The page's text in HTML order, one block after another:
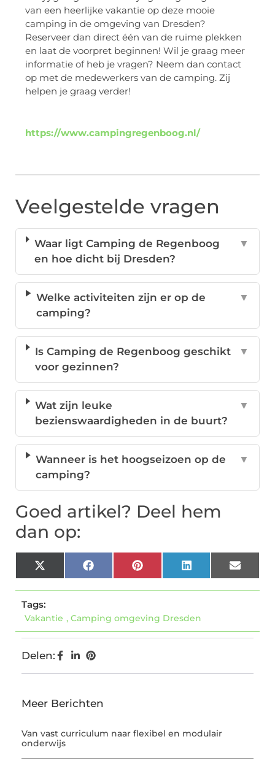
van een heerlijke vakantie op deze mooie
camping in de omgeving van Dresden?
Reserveer dan direct één van de ruime plekken
en laat de voorpret beginnen! Wil je graag meer
informatie of heb je vragen? Neem dan contact
op met de medewerkers van de camping. Zij
helpen je graag verder!
https://www.campingregenboog.nl/
Veelgestelde vragen
Waar ligt Camping de Regenboog
en hoe dicht bij Dresden?
▼
Welke activiteiten zijn er op de
camping?
▼
Is Camping de Regenboog geschikt
voor gezinnen?
▼
Wat zijn leuke
bezienswaardigheden in de buurt?
▼
Wanneer is het hoogseizoen op de
camping?
▼
Goed artikel? Deel hem
dan op:
X
(Twitter)
FacebookPinterestLinkedInEmail
Tags:
Vakantie , Camping omgeving Dresden
Delen:
Meer Berichten
Van vast curriculum naar flexibel en modulair
onderwijs